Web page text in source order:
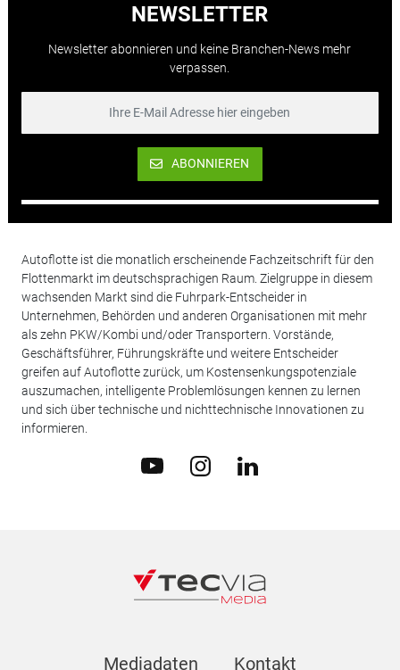
NEWSLETTER
Newsletter abonnieren und keine Branchen-News mehr
verpassen.
ABONNIEREN
Autoflotte ist die monatlich erscheinende Fachzeitschrift für den
Flottenmarkt im deutschsprachigen Raum. Zielgruppe in diesem
wachsenden Markt sind die Fuhrpark-Entscheider in
Unternehmen, Behörden und anderen Organisationen mit mehr
als zehn PKW/Kombi und/oder Transportern. Vorstände,
Geschäftsführer, Führungskräfte und weitere Entscheider
greifen auf Autoflotte zurück, um Kostensenkungspotenziale
auszumachen, intelligente Problemlösungen kennen zu lernen
und sich über technische und nichttechnische Innovationen zu
informieren.
Mediadaten Kontakt